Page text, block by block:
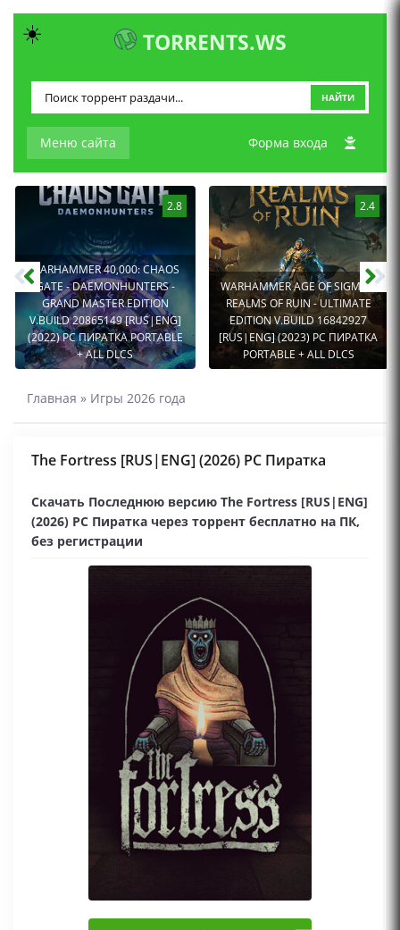
TORRENTS.WS
Меню сайта
НАЙТИ
Форма входа
2.8
WARHAMMER 40,000: CHAOS
GATE - DAEMONHUNTERS -
GRAND MASTER EDITION
V.BUILD 20865149 [RUS|ENG]
(2022) PC ПИРАТКА PORTABLE
+ ALL DLCS
2.4
WARHAMMER AGE OF SIGMAR:
REALMS OF RUIN - ULTIMATE
EDITION V.BUILD 16842927
[RUS|ENG] (2023) PC ПИРАТКА
PORTABLE + ALL DLCS
Главная » Игры 2026 года
The Fortress [RUS|ENG] (2026) PC Пиратка
Скачать Последнюю версию The Fortress [RUS|ENG]
(2026) PC Пиратка через торрент бесплатно на ПК,
без регистрации
☀️